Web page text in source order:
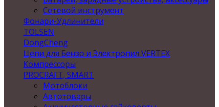
Сетевой инструмент
Фонари-Удлинители
TOLSEN
DongCheng
Цепи для Бензо и Электропил VERTEX
Компрессоры
PROCRAFT, SMART
Мотоблоки
Автотовары